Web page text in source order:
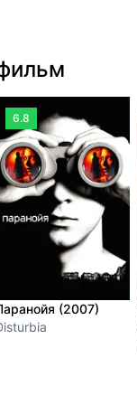
6.8
(2007)